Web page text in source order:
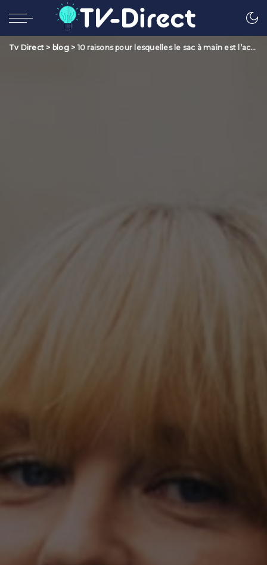
Tv Direct > blog> 10 raisons pour lesquelles le sac à main est l’accessoire indispensable de votre garde-robe